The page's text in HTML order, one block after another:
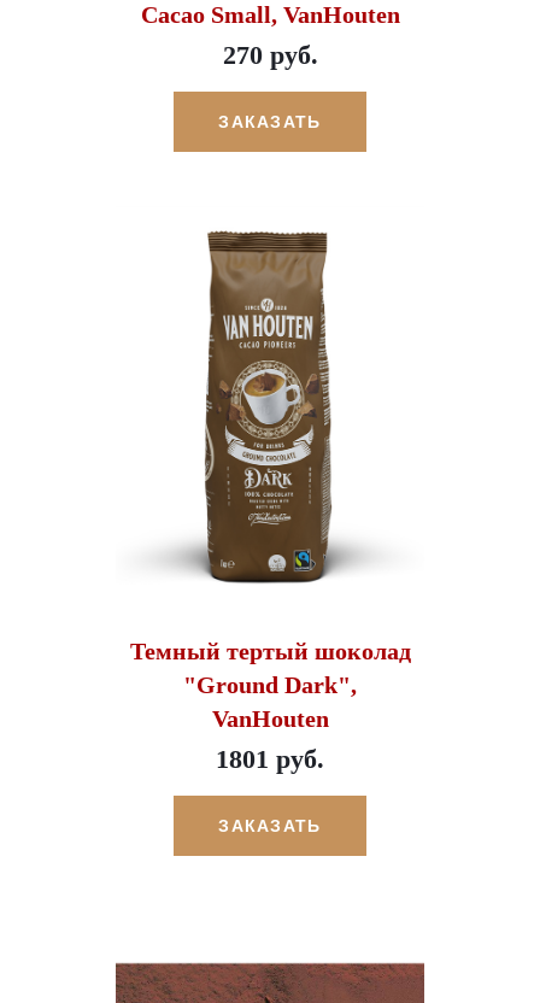
Cacao Small, VanHouten
270 руб.
ЗАКАЗАТЬ
Темный тертый шоколад
"Ground Dark",
VanHouten
1801 руб.
ЗАКАЗАТЬ